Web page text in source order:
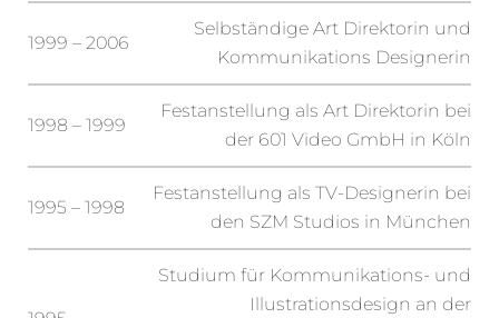
1999 – 2006
Selbständige Art Direktorin und
Kommunikations Designerin
1998 – 1999
Festanstellung als Art Direktorin bei
der 601 Video GmbH in Köln
1995 – 1998
Festanstellung als TV-Designerin bei
den SZM Studios in München
Studium für Kommunikations- und
Illustrationsdesign an der